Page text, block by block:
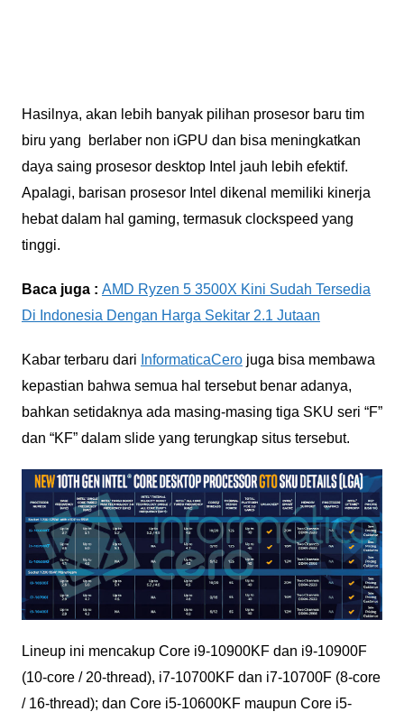
Hasilnya, akan lebih banyak pilihan prosesor baru tim
biru yang berlaber non iGPU dan bisa meningkatkan
daya saing prosesor desktop Intel jauh lebih efektif.
Apalagi, barisan prosesor Intel dikenal memiliki kinerja
hebat dalam hal gaming, termasuk clockspeed yang
tinggi.
Baca juga : AMD Ryzen 5 3500X Kini Sudah Tersedia
Di Indonesia Dengan Harga Sekitar 2.1 Jutaan
Kabar terbaru dari InformaticaCerojuga bisa membawa
kepastian bahwa semua hal tersebut benar adanya,
bahkan setidaknya ada masing-masing tiga SKU seri “F”
dan “KF” dalam slide yang terungkap situs tersebut.
Lineup ini mencakup Core i9-10900KF dan i9-10900F
(10-core / 20-thread), i7-10700KF dan i7-10700F (8-core
/ 16-thread); dan Core i5-10600KF maupun Core i5-